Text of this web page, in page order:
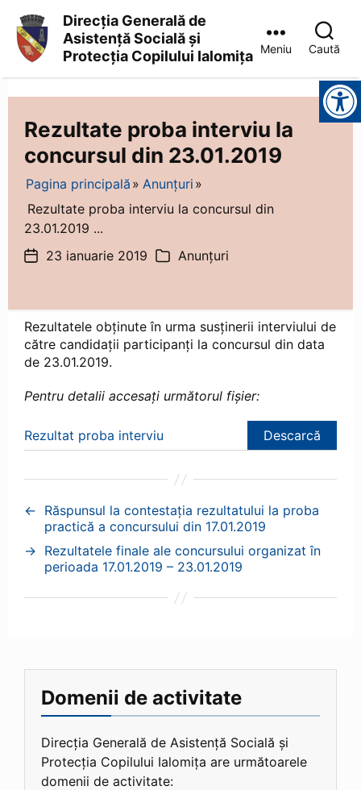
Asistență
Socială
și
Protecția
Copilului
Direcția Generală de
Asistență Socială și
Protecția Copilului Ialomița
Meniu Caută
Instrumente pentru accesibilitate
Rezultate proba interviu la
concursul din 23.01.2019
Pagina principală
Anunțuri
Rezultate proba interviu la concursul din
23.01.2019 ...
Dată23 ianuarie 2019 Categorii
Anunțuri
Rezultatele obținute în urma susținerii interviului de
către candidații participanți la concursul din data
de 23.01.2019.
Pentru detalii accesați următorul fișier:
Rezultat proba interviu Descarcă
← Răspunsul la contestația rezultatului la proba
practică a concursului din 17.01.2019
→ Rezultatele finale ale concursului organizat în
perioada 17.01.2019 – 23.01.2019
Domenii de activitate
Direcția Generală de Asistență Socială și
Protecția Copilului Ialomița are următoarele
domenii de activitate: